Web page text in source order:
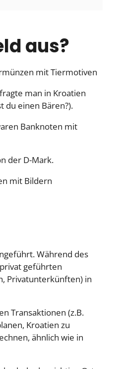
aus?
mit Tiermotiven
man in Kroatien
du einen Bären?).
Banknoten mit
der D-Mark.
mit Bildern
Während des
geführten
Privatunterkünften) in
Transaktionen (z.B.
Kroatien zu
ähnlich wie in